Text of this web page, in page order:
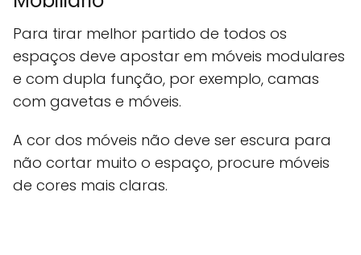
Para tirar melhor partido de todos os
espaços deve apostar em móveis modulares
e com dupla função, por exemplo, camas
com gavetas e móveis.
A cor dos móveis não deve ser escura para
não cortar muito o espaço, procure móveis
de cores mais claras.